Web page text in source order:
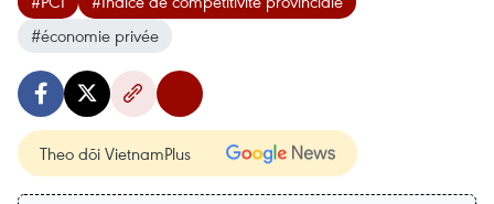
#économie privée
Theo dõi VietnamPlus